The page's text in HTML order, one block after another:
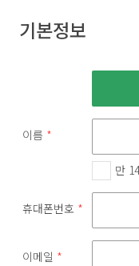
기본정보
이름 *
만
휴대폰번호 *
이메일 *